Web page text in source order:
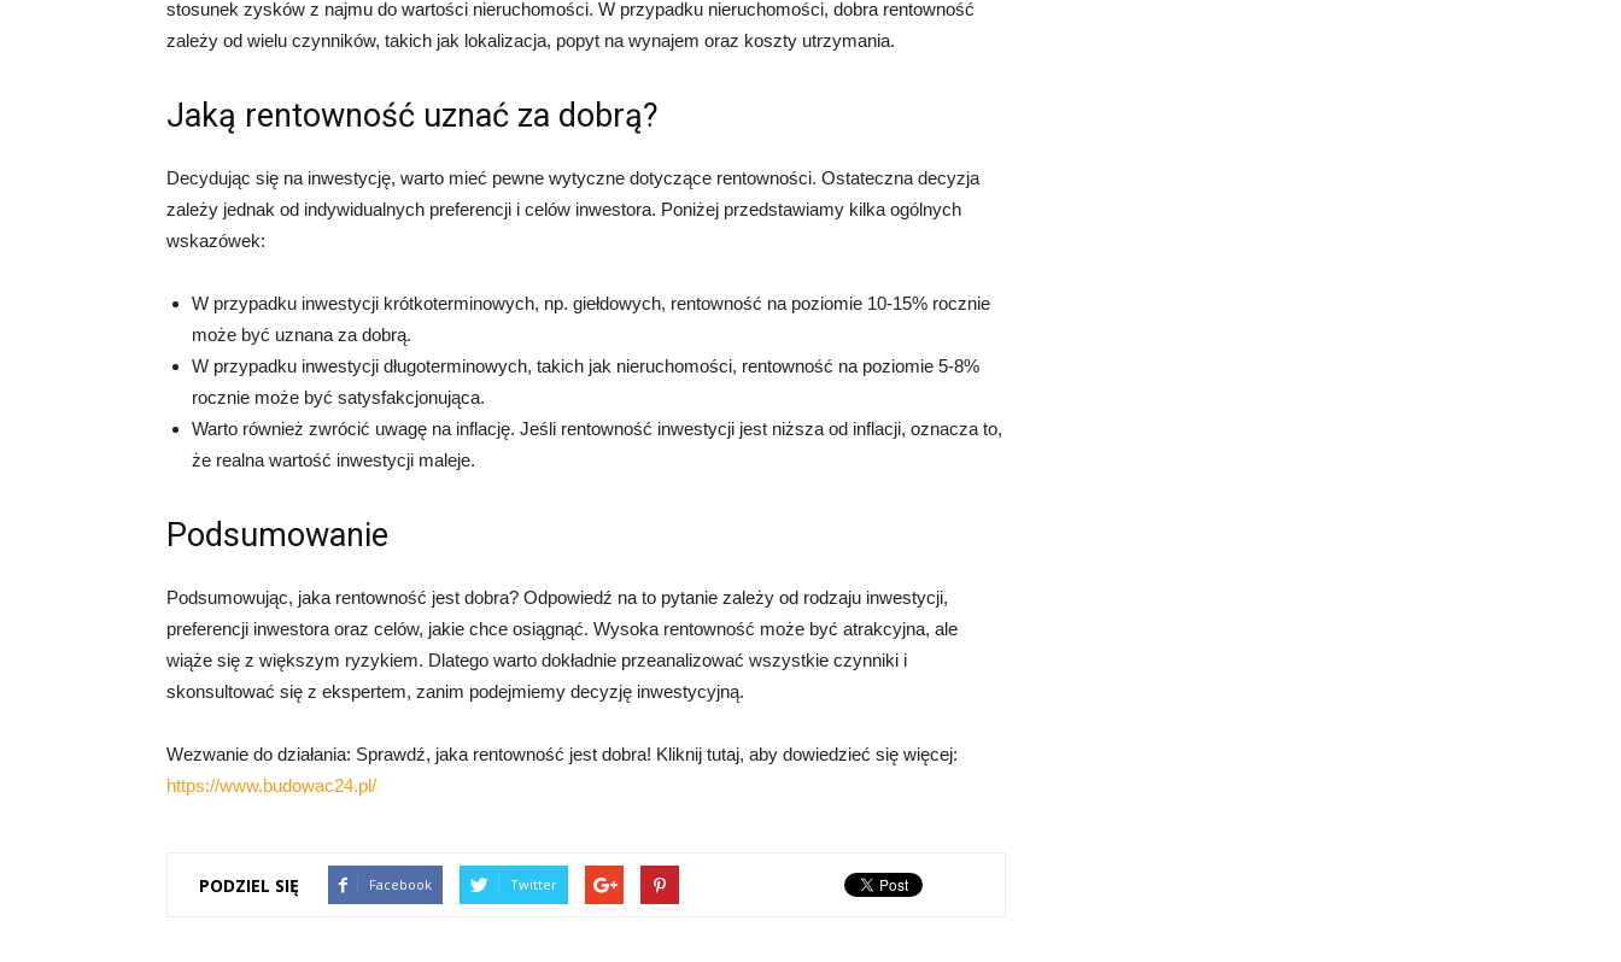
stosunek zysków z najmu do wartości nieruchomości. W przypadku nieruchomości, dobra rentowność
zależy od wielu czynników, takich jak lokalizacja, popyt na wynajem oraz koszty utrzymania.
Jaką rentowność uznać za dobrą?
Decydując się na inwestycję, warto mieć pewne wytyczne dotyczące rentowności. Ostateczna decyzja
zależy jednak od indywidualnych preferencji i celów inwestora. Poniżej przedstawiamy kilka ogólnych
wskazówek:
W przypadku inwestycji krótkoterminowych, np. giełdowych, rentowność na poziomie 10-15% rocznie
może być uznana za dobrą.
W przypadku inwestycji długoterminowych, takich jak nieruchomości, rentowność na poziomie 5-8%
rocznie może być satysfakcjonująca.
Warto również zwrócić uwagę na inflację. Jeśli rentowność inwestycji jest niższa od inflacji, oznacza to,
że realna wartość inwestycji maleje.
Podsumowanie
Podsumowując, jaka rentowność jest dobra? Odpowiedź na to pytanie zależy od rodzaju inwestycji,
preferencji inwestora oraz celów, jakie chce osiągnąć. Wysoka rentowność może być atrakcyjna, ale
wiąże się z większym ryzykiem. Dlatego warto dokładnie przeanalizować wszystkie czynniki i
skonsultować się z ekspertem, zanim podejmiemy decyzję inwestycyjną.
Wezwanie do działania: Sprawdź, jaka rentowność jest dobra! Kliknij tutaj, aby dowiedzieć się więcej:
https://www.budowac24.pl/
PODZIEL SIĘ Facebook Twitter